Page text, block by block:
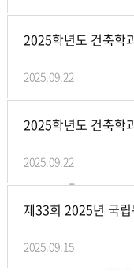
2025학년도 건축학
2025.09.22
2025학년도 건축학
2025.09.22
제33회 2025년 국
2025.09.15